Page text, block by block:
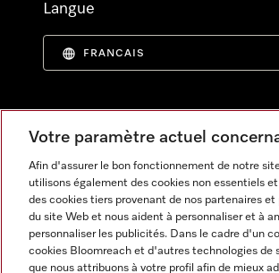
Langue
FRANCAIS
Informations légales CGV
Votre paramètre actuel
Afin d'assurer le bon fonctionnement de notre
utilisons également des cookies non essentiels
des cookies tiers provenant de nos partenaires
du site Web et nous aident à personnaliser et à
personnaliser les publicités. Dans le cadre d'un
cookies Bloomreach et d'autres technologies
que nous attribuons à votre profil afin de mieux